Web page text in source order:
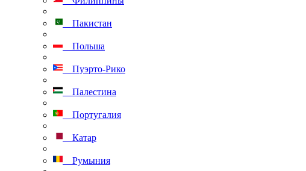
Пакистан
Польша
Пуэрто-Рико
Палестина
Португалия
Катар
Румыния